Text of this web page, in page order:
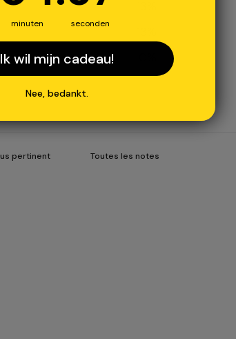
minuten seconden
Ik wil mijn cadeau!
Nee, bedankt.